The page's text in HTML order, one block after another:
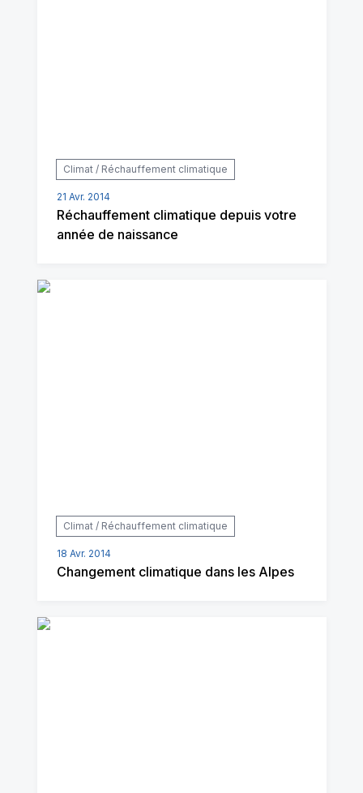
Climat / Réchauffement climatique
21 Avr. 2014
Réchauffement climatique depuis votre
année de naissance
Climat / Réchauffement climatique
18 Avr. 2014
Changement climatique dans les Alpes